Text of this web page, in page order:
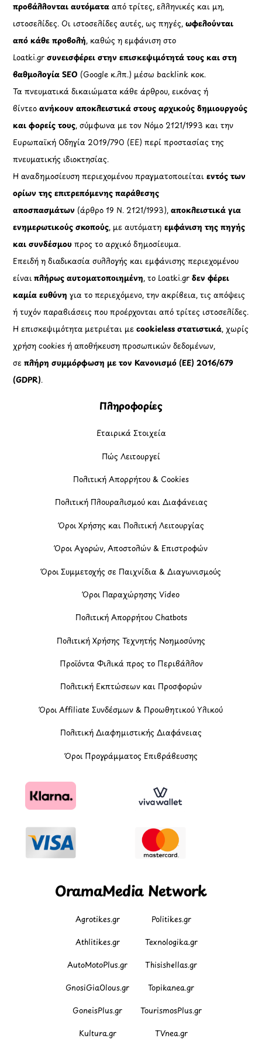
προβάλλονται αυτόματααπό τρίτες, ελληνικές και μη,
ιστοσελίδες. Οι ιστοσελίδες αυτές, ως πηγές,ωφελούνται
από κάθε προβολή, καθώς η εμφάνιση στο
Loatki.gr συνεισφέρει στην επισκεψιμότητά τους και στη
βαθμολογία SEO (Google κ.λπ.) μέσω backlink κοκ.
Τα πνευματικά δικαιώματα κάθε άρθρου, εικόνας ή
βίντεοανήκουν αποκλειστικά στους αρχικούς δημιουργούς
και φορείς τους, σύμφωνα με τον Νόμο 2121/1993 και την
Ευρωπαϊκή Οδηγία 2019/790 (ΕΕ) περί προστασίας της
πνευματικής ιδιοκτησίας.
Η αναδημοσίευση περιεχομένου πραγματοποιείταιεντός των
ορίων της επιτρεπόμενης παράθεσης
αποσπασμάτων (άρθρο 19 Ν. 2121/1993), αποκλειστικά για
ενημερωτικούς σκοπούς, με αυτόματηεμφάνιση της πηγής
και συνδέσμου προς το αρχικό δημοσίευμα.
Επειδή η διαδικασία συλλογής και εμφάνισης περιεχομένου
είναιπλήρως αυτοματοποιημένη, το Loatki.grδεν φέρει
καμία ευθύνη για το περιεχόμενο, την ακρίβεια, τις απόψεις
ή τυχόν παραβιάσεις που προέρχονται από τρίτες ιστοσελίδες.
Η επισκεψιμότητα μετριέται μεcookieless στατιστικά, χωρίς
χρήση cookies ή αποθήκευση προσωπικών δεδομένων,
σεπλήρη συμμόρφωση με τον Κανονισμό (ΕΕ) 2016/679
(GDPR).
Πληροφορίες
Εταιρικά Στοιχεία
Πώς Λειτουργεί
Πολιτική Απορρήτου & Cookies
Πολιτική Πλουραλισμού και Διαφάνειας
Όροι Χρήσης και Πολιτική Λειτουργίας
Όροι Αγορών, Αποστολών & Επιστροφών
Όροι Συμμετοχής σε Παιχνίδια & Διαγωνισμούς
Όροι Παραχώρησης Video
Πολιτική Απορρήτου Chatbots
Πολιτική Χρήσης Τεχνητής Νοημοσύνης
Προϊόντα Φιλικά προς το Περιβάλλον
Πολιτική Εκπτώσεων και Προσφορών
Όροι Affiliate Συνδέσμων & Προωθητικού Υλικού
Πολιτική Διαφημιστικής Διαφάνειας
Όροι Προγράμματος Επιβράβευσης
OramaMedia Network
Agrotikes.gr Politikes.gr
Athlitikes.gr Texnologika.gr
AutoMotoPlus.gr Thisishellas.gr
GnosiGiaOlous.gr Topikanea.gr
GoneisPlus.gr TourismosPlus.gr
Kultura.gr TVnea.gr